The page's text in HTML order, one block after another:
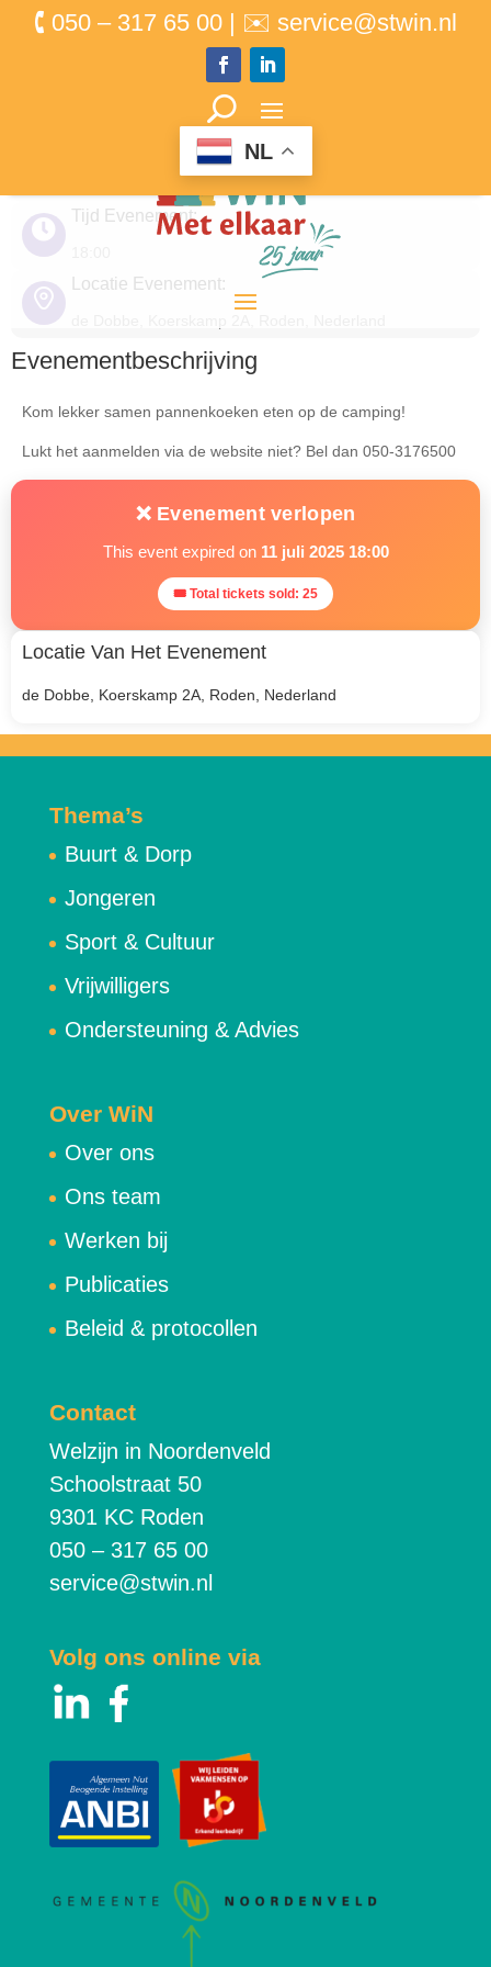
🕻 050 – 317 65 00 | ✉ service@stwin.nl
NL
BUURTCAMPING –
Pannenkoeken eten
Datum Evenement:
Tijd Evenement:
Locatie Evenement:
Evenementbeschrijving
Kom lekker samen pannenkoeken eten op de camping!
Lukt het aanmelden via de website niet? Bel dan 050-3176500
❌ Evenement verlopen
This event expired on 11 juli 2025 18:00
🎟 Total tickets sold: 25
Locatie Van Het Evenement
de Dobbe, Koerskamp 2A, Roden, Nederland
Thema’s
Buurt & Dorp
Jongeren
Sport & Cultuur
Vrijwilligers
Ondersteuning & Advies
Over WiN
Over ons
Ons team
Werken bij
Publicaties
Beleid & protocollen
Contact
Welzijn in Noordenveld
Schoolstraat 50
9301 KC Roden
050 – 317 65 00
service@stwin.nl
Volg ons online via